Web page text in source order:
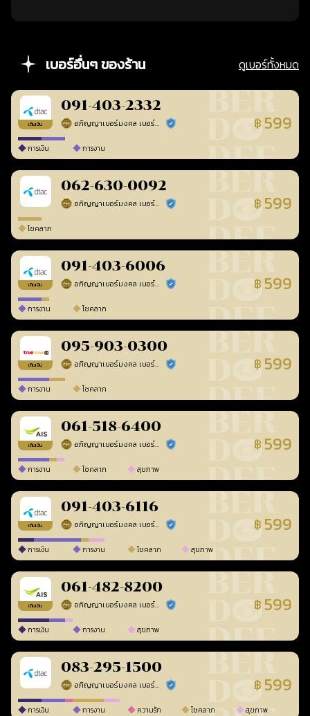
เบอร์อื่นๆ ของร้าน ดูเบอร์ทั้งหมด
เติมเงิน
091-403-2332
อภิญญาเบอร์มงคล เบอร์สวยเลขศาสตร์ ร้านยืนยันแล้ว ฿ 599
การเงิน การงาน
062-630-0092
อภิญญาเบอร์มงคล เบอร์สวยเลขศาสตร์ ร้านยืนยันแล้ว ฿ 599
โชคลาภ
เติมเงิน
091-403-6006
อภิญญาเบอร์มงคล เบอร์สวยเลขศาสตร์ ร้านยืนยันแล้ว ฿ 599
การงาน โชคลาภ
เติมเงิน
095-903-0300
อภิญญาเบอร์มงคล เบอร์สวยเลขศาสตร์ ร้านยืนยันแล้ว ฿ 599
การงาน โชคลาภ
เติมเงิน
061-518-6400
อภิญญาเบอร์มงคล เบอร์สวยเลขศาสตร์ ร้านยืนยันแล้ว ฿ 599
การงาน โชคลาภ สุขภาพ
เติมเงิน
091-403-6116
อภิญญาเบอร์มงคล เบอร์สวยเลขศาสตร์ ร้านยืนยันแล้ว ฿ 599
การเงิน การงาน โชคลาภ สุขภาพ
เติมเงิน
061-482-8200
อภิญญาเบอร์มงคล เบอร์สวยเลขศาสตร์ ร้านยืนยันแล้ว ฿ 599
การเงิน การงาน สุขภาพ
083-295-1500
อภิญญาเบอร์มงคล เบอร์สวยเลขศาสตร์ ร้านยืนยันแล้ว ฿ 599
การเงิน การงาน ความรัก โชคลาภ สุขภาพ